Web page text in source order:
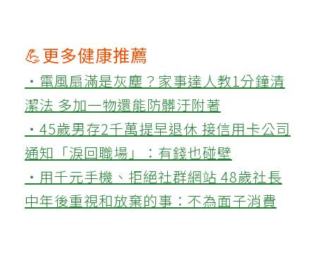
💪更多健康推薦
‧電風扇滿是灰塵？家事達人教1分鐘清
潔法 多加一物還能防髒汙附著
‧45歲男存2千萬提早退休 接信用卡公司
通知「淚回職場」：有錢也碰壁
‧用千元手機、拒絕社群網站 48歲社長
中年後重視和放棄的事：不為面子消費